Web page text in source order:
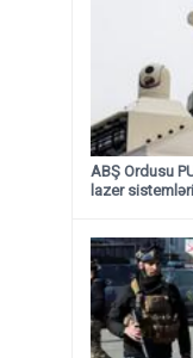
ABŞ Ordusu
lazer